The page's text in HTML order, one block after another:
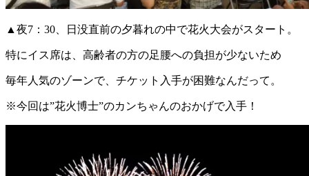
▲夜7：30、日没直前の夕暮れの中で花火大会がスタート。
特にイス席は、高齢者の方の足腰への負担が少ないため
毎年人気のゾーンで、チケット入手が困難なんだって。
※今回は”花火博士”のカンちゃんのおかげで入手！